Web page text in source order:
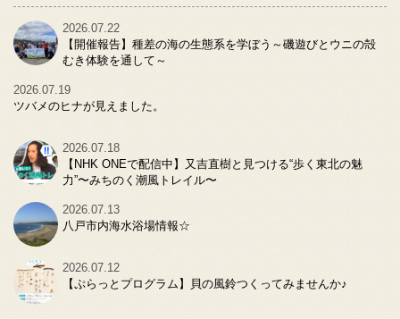
2026.07.22
【開催報告】種差の海の生態系を学ぼう～磯遊びとウニの殻
むき体験を通して～
2026.07.19
ツバメのヒナが見えました。
2026.07.18
【NHK ONEで配信中】又吉直樹と見つける“歩く東北の魅
力”〜みちのく潮風トレイル〜
2026.07.13
八戸市内海水浴場情報☆
2026.07.12
【ぷらっとプログラム】貝の風鈴つくってみませんか♪